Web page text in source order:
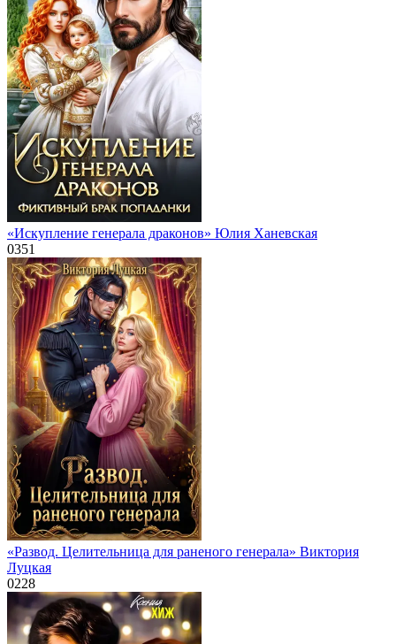
«Искупление генерала драконов» Юлия Ханевская
0351
«Развод. Целительница для раненого генерала» Виктория
Луцкая
0228